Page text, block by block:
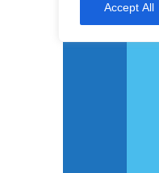
Accept All